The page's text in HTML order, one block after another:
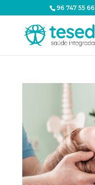
96 747 55 66